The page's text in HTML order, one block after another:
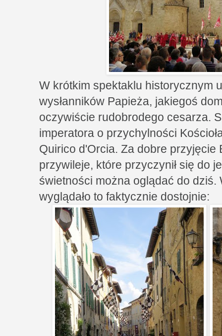
W krótkim spektaklu historycznym
wysłanników Papieża, jakiegoś
oczywiście rudobrodego cesarza.
imperatora o przychylności
Quirico d'Orcia. Za dobre przyjęcie
przywileje, które przyczynił się do
świetności można oglądać do dziś.
wyglądało to faktycznie dostojnie: